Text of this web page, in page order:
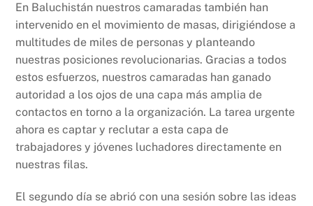
En Baluchistán nuestros camaradas también han
intervenido en el movimiento de masas, dirigiéndose a
multitudes de miles de personas y planteando
nuestras posiciones revolucionarias. Gracias a todos
estos esfuerzos, nuestros camaradas han ganado
autoridad a los ojos de una capa más amplia de
contactos en torno a la organización. La tarea urgente
ahora es captar y reclutar a esta capa de
trabajadores y jóvenes luchadores directamente en
nuestras filas.
El segundo día se abrió con una sesión sobre las ideas